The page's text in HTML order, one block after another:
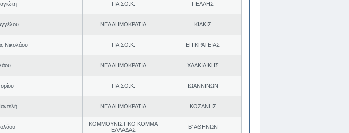
ΠΑ.ΣΟ.Κ. ΠΕΛΛΗΣ
ΝΕΑ ΔΗΜΟΚΡΑΤΙΑ ΚΙΛΚΙΣ
Νικολάου ΠΑ.ΣΟ.Κ. ΕΠΙΚΡΑΤΕΙΑΣ
ΝΕΑ ΔΗΜΟΚΡΑΤΙΑ ΧΑΛΚΙΔΙΚΗΣ
ΠΑ.ΣΟ.Κ. ΙΩΑΝΝΙΝΩΝ
ΝΕΑ ΔΗΜΟΚΡΑΤΙΑ ΚΟΖΑΝΗΣ
ΚΟΜΜΟΥΝΙΣΤΙΚΟ ΚΟΜΜΑ
ΕΛΛΑΔΑΣ
Β' ΑΘΗΝΩΝ